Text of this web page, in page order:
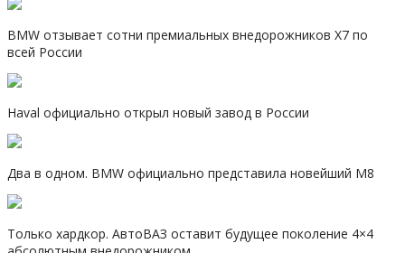
BMW отзывает сотни премиальных внедорожников Х7 по
всей России
Haval официально открыл новый завод в России
Два в одном. BMW официально представила новейший M8
Только хардкор. АвтоВАЗ оставит будущее поколение 4×4